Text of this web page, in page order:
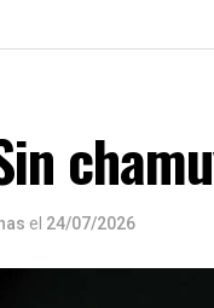
el 24/07/2026